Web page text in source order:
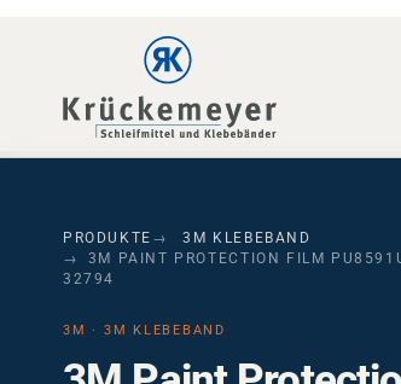
PRODUKTE
3M KLEBEBAND
3M PAINT PROTECTION FILM
32794
3M Paint